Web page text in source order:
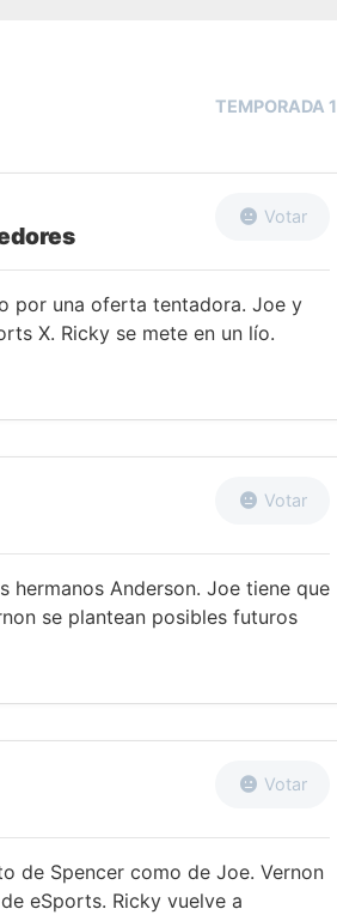
TEMPORADA 1
Votar
por una oferta tentadora. Joe y
X. Ricky se mete en un lío.
Votar
hermanos Anderson. Joe tiene que
se plantean posibles futuros
Votar
de Spencer como de Joe. Vernon
eSports. Ricky vuelve a